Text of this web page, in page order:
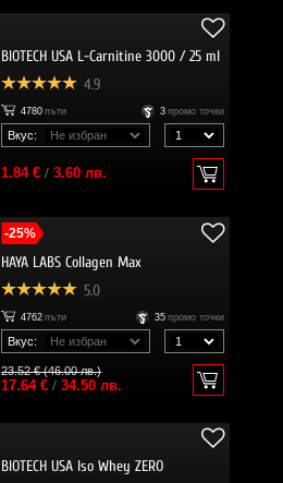
BIOTECH USA L-Carnitine 3000 / 25 ml
4.9
4780 пъти 3 промо точки
Вкус:
1.84 €/ 3.60 лв.
-25%
HAYA LABS Collagen Max
5.0
4762 пъти 35 промо точки
Вкус:
23.52 € (46.00 лв.)
17.64 €/ 34.50 лв.
BIOTECH USA Iso Whey ZERO